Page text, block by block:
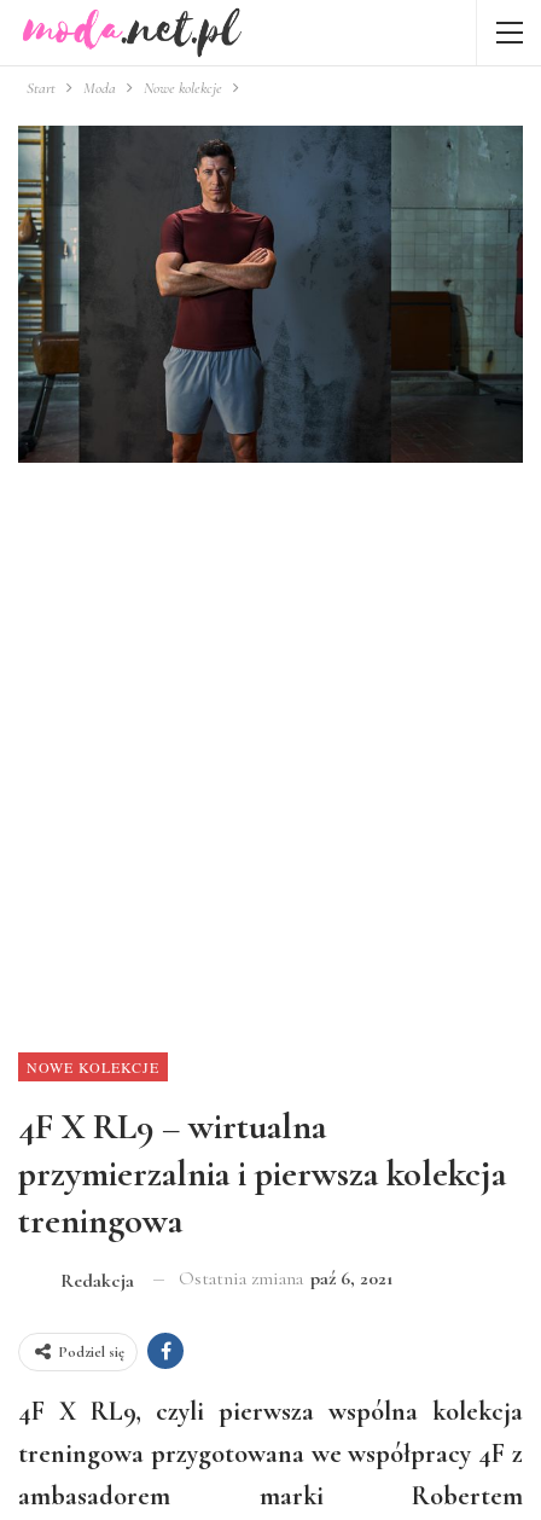
Start Moda Nowe kolekcje
NOWE KOLEKCJE
4F X RL9 – wirtualna
przymierzalnia i pierwsza kolekcja
treningowa
Redakcja Ostatnia zmiana paź 6, 2021
Podziel się
4F X RL9, czyli pierwsza wspólna kolekcja
treningowa przygotowana we współpracy 4F z
ambasadorem marki Robertem